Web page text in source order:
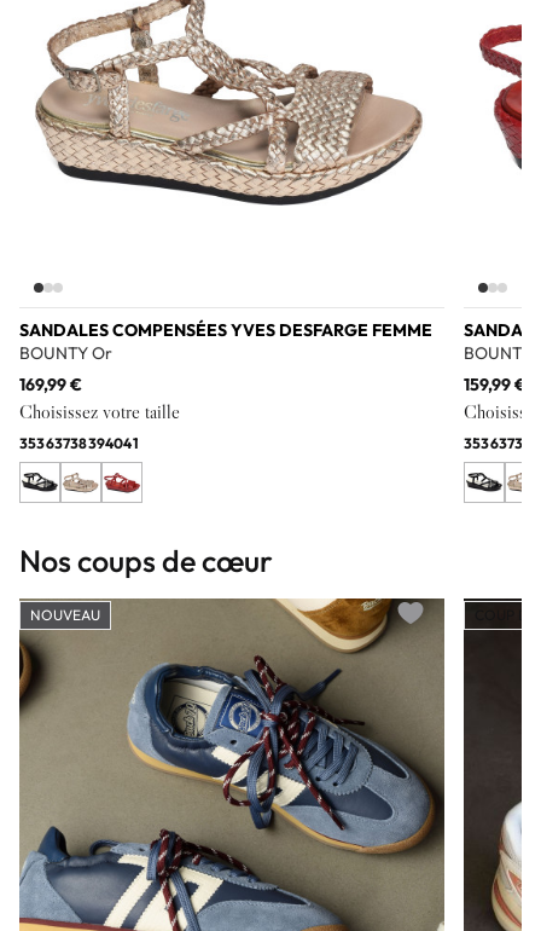
SANDALES COMPENSÉES YVES DESFARGE FEMME
BOUNTY Or
169,99 €
Choisissez votre taille
35363738394041
BOUNTY
159,99 €
35363739
Nos coups de cœur
NOUVEAU
Add to wishlist